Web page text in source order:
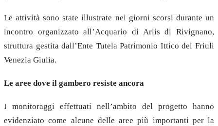
Le attività sono state illustrate nei giorni scorsi durante un
incontro organizzato all’Acquario di Ariis di Rivignano,
struttura gestita dall’Ente Tutela Patrimonio Ittico del Friuli
Venezia Giulia.
Le aree dove il gambero resiste ancora
I monitoraggi effettuati nell’ambito del progetto hanno
evidenziato come alcune delle aree più importanti per la